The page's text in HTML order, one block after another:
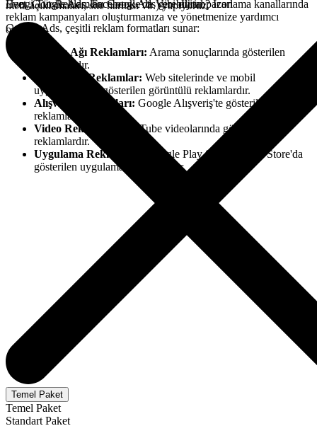
meta açıklamaları, site haritası vb.) yapıyoruz.
Evet, Google Ads, Facebook Ads gibi dijital pazarlama kanallarında
reklam kampanyaları oluşturmanıza ve yönetmenize yardımcı
oluyoruz.
Hangi Tür Reklamları Google'da Verebilirim?Icon
Google Ads, çeşitli reklam formatları sunar:
Arama Ağı Reklamları: Arama sonuçlarında gösterilen
reklamlardır.
Görüntülü Reklamlar: Web sitelerinde ve mobil
uygulamalarda gösterilen görüntülü reklamlardır.
Alışveriş Reklamları: Google Alışveriş'te gösterilen ürün
reklamlarıdır.
Video Reklamlar:
YouTube videolarında gösterilen
reklamlardır.
Uygulama Reklamları:
Google Play Store ve App Store'da
gösterilen uygulama reklamlarıdır.
Temel Paket
Temel Paket
Standart Paket